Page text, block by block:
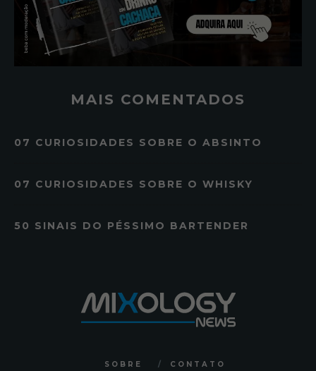
MAIS COMENTADOS
07 CURIOSIDADES SOBRE O ABSINTO
07 CURIOSIDADES SOBRE O WHISKY
50 SINAIS DO PÉSSIMO BARTENDER
SOBRE CONTATO